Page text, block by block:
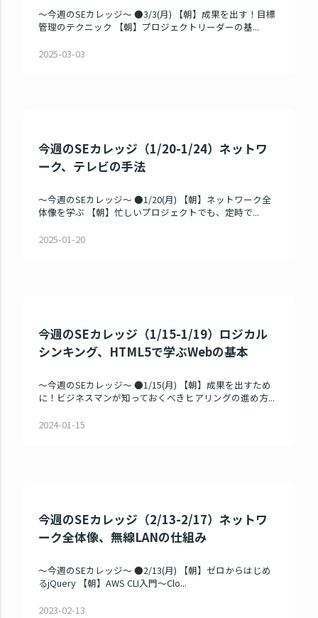
～今週のSEカレッジ～ ●3/3(月) 【朝】成果を出す！目標
管理のテクニック 【朝】プロジェクトリーダーの基...
2025-03-03
今週のSEカレッジ（1/20-1/24）ネットワ
ーク、テレビの手法
～今週のSEカレッジ～ ●1/20(月) 【朝】ネットワーク全
体像を学ぶ 【朝】忙しいプロジェクトでも、定時で...
2025-01-20
今週のSEカレッジ（1/15-1/19）ロジカル
シンキング、HTML5で学ぶWebの基本
～今週のSEカレッジ～ ●1/15(月) 【朝】成果を出すため
に！ビジネスマンが知っておくべきヒアリングの進め方...
2024-01-15
今週のSEカレッジ（2/13-2/17）ネットワ
ーク全体像、無線LANの仕組み
～今週のSEカレッジ～ ●2/13(月) 【朝】ゼロからはじめ
るjQuery 【朝】AWS CLI入門～Clo...
2023-02-13